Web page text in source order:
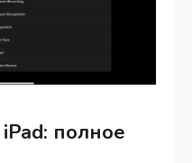
полное